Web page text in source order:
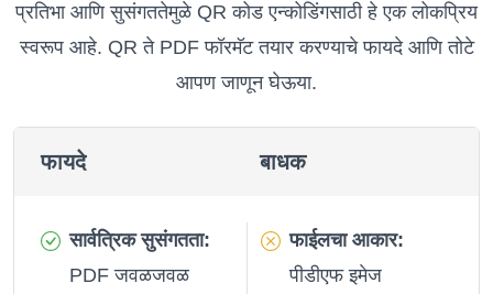
प्रतिभा आणि सुसंगततेमुळे QR कोड एन्कोडिंगसाठी हे एक लोकप्रिय
स्वरूप आहे. QR ते PDF फॉरमॅट तयार करण्याचे फायदे आणि तोटे
आपण जाणून घेऊया.
फायदे बाधक
सार्वत्रिक सुसंगतता:
PDF जवळजवळ
फाईलचा आकार:
पीडीएफ इमेज